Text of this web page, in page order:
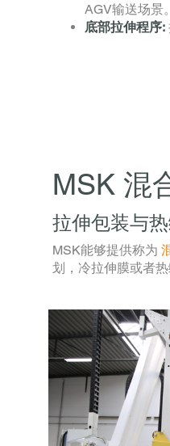
AGV输送场景。
底部拉伸程序:
MSK 混
拉伸包装与
MSK能够提供称为
划，冷拉伸膜或者